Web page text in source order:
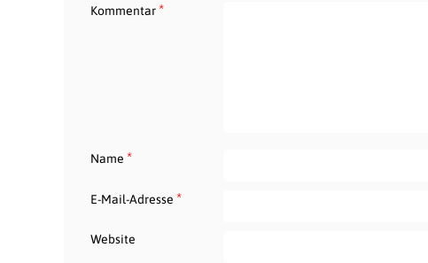
Kommentar*
Name *
E-Mail-Adresse *
Website